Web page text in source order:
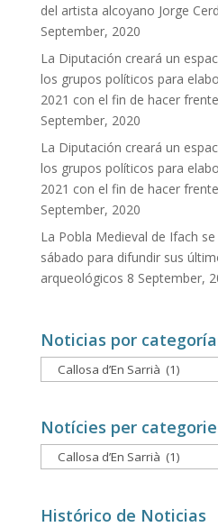
del artista alcoyano Jorge
September, 2020
La Diputación creará un
los grupos políticos para
2021 con el fin de hacer
September, 2020
La Diputación creará un
los grupos políticos para
2021 con el fin de hacer
September, 2020
La Pobla Medieval de Ifach
sábado para difundir sus
arqueológicos 8 September,
Noticias por
Noticias
por
Notícies per
Notícies
per
Histórico de Noticias